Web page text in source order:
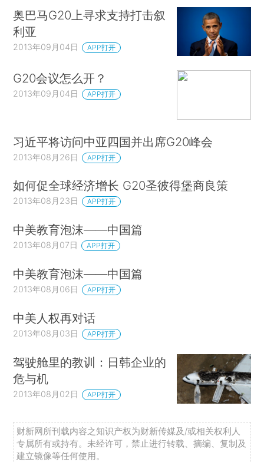
奥巴马G20上寻求支持打击叙
利亚
2013年09月04日 APP打开
G20会议怎么开？
2013年09月04日 APP打开
习近平将访问中亚四国并出席G20峰会
2013年08月26日 APP打开
如何促全球经济增长 G20圣彼得堡商良策
2013年08月23日 APP打开
中美教育泡沫——中国篇
2013年08月07日 APP打开
中美教育泡沫——中国篇
2013年08月06日 APP打开
中美人权再对话
2013年08月03日 APP打开
驾驶舱里的教训：日韩企业的
危与机
2013年08月02日 APP打开
财新网所刊载内容之知识产权为财新传媒及/或相关权利人
专属所有或持有。未经许可，禁止进行转载、摘编、复制及
建立镜像等任何使用。